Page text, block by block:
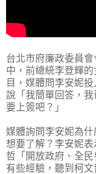
台北市府廉政委員
中，前總統李登輝
目，媒體問李安妮
說「我簡單回答，
要上簽吧？」
媒體詢問李安妮為
想要了解？李安妮
哲「開放政府、全
有些經驗，聽到柯